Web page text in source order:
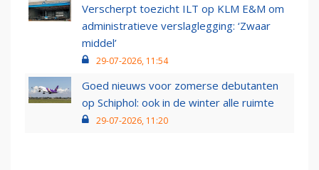
Verscherpt toezicht ILT op KLM E&M om
administratieve verslaglegging: ‘Zwaar
middel’
29-07-2026, 11:54
Goed nieuws voor zomerse debutanten
op Schiphol: ook in de winter alle ruimte
29-07-2026, 11:20